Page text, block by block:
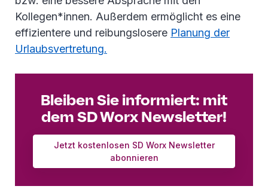
Kollegen*innen. Außerdem ermöglicht es eine
effizientere und reibungslosere Planung der
Urlaubsvertretung.
Bleiben Sie informiert: mit
dem SD Worx Newsletter!
Jetzt kostenlosen SD Worx Newsletter
abonnieren